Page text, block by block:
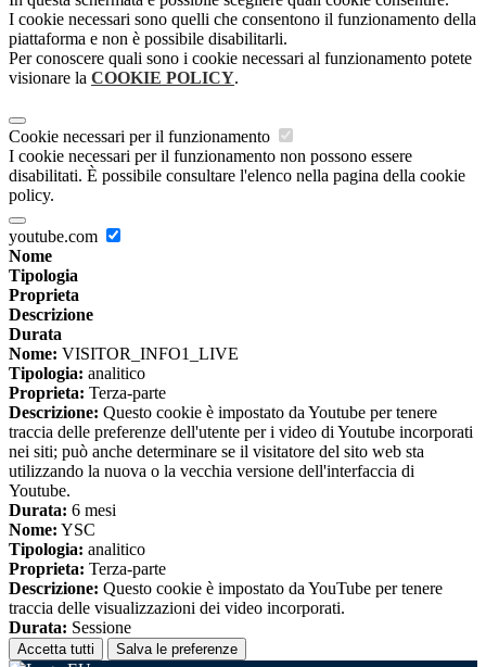
I cookie necessari sono quelli che consentono il funzionamento della
piattaforma e non è possibile disabilitarli.
Per conoscere quali sono i cookie necessari al funzionamento potete
visionare la COOKIE POLICY.
Cookie necessari per il funzionamento
I cookie necessari per il funzionamento non possono essere
disabilitati. È possibile consultare l'elenco nella pagina della cookie
policy.
youtube.com
Nome
Tipologia
Proprieta
Descrizione
Durata
Nome: VISITOR_INFO1_LIVE
Tipologia: analitico
Proprieta: Terza-parte
Descrizione: Questo cookie è impostato da Youtube per tenere
traccia delle preferenze dell'utente per i video di Youtube incorporati
nei siti; può anche determinare se il visitatore del sito web sta
utilizzando la nuova o la vecchia versione dell'interfaccia di
Youtube.
Durata: 6 mesi
Nome: YSC
Tipologia: analitico
Proprieta: Terza-parte
Descrizione: Questo cookie è impostato da YouTube per tenere
traccia delle visualizzazioni dei video incorporati.
Durata: Sessione
Accetta tutti Salva le preferenze